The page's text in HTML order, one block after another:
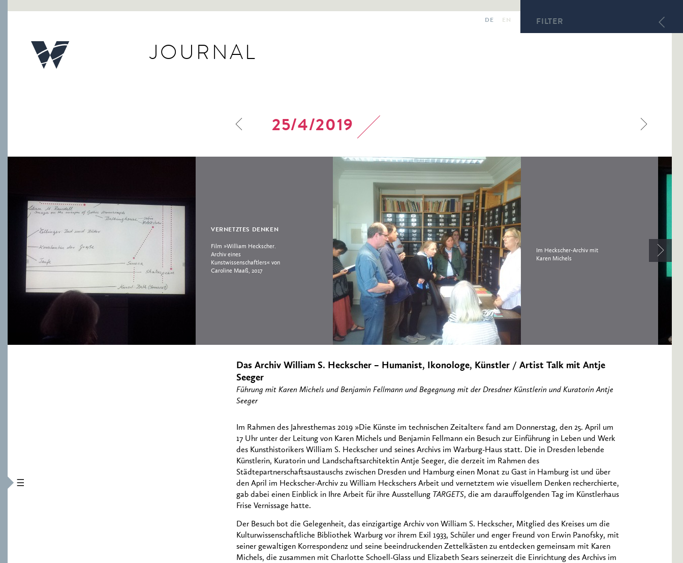
DE EN FILTER
JOURNAL
25/4/2019
VERNETZTES DENKEN
Film »William Heckscher.
Archiv eines
Kunstwissenschaftlers« von
Caroline Maaß, 2017
Im Heckscher-Archiv mit
Karen Michels
Das Archiv William S. Heckscher – Humanist, Ikonologe, Künstler / Artist Talk mit Antje
Seeger
Führung mit Karen Michels und Benjamin Fellmann und Begegnung mit der Dresdner Künstlerin und Kuratorin Antje
Seeger
Im Rahmen des Jahresthemas 2019 »Die Künste im technischen Zeitalter« fand am Donnerstag, den 25. April um
17 Uhr unter der Leitung von Karen Michels und Benjamin Fellmann ein Besuch zur Einführung in Leben und Werk
des Kunsthistorikers William S. Heckscher und seines Archivs im Warburg-Haus statt. Die in Dresden lebende
Künstlerin, Kuratorin und Landschaftsarchitektin Antje Seeger, die derzeit im Rahmen des
Städtepartnerschaftsaustauschs zwischen Dresden und Hamburg einen Monat zu Gast in Hamburg ist und über
den April im Heckscher-Archiv zu William Heckschers Arbeit und vernetztem wie visuellem Denken recherchierte,
gab dabei einen Einblick in Ihre Arbeit für ihre Ausstellung TARGETS, die am darauffolgenden Tag im Künstlerhaus
Frise Vernissage hatte.
Der Besuch bot die Gelegenheit, das einzigartige Archiv von William S. Heckscher, Mitglied des Kreises um die
Kulturwissenschaftliche Bibliothek Warburg vor ihrem Exil 1933, Schüler und enger Freund von Erwin Panofsky, mit
seiner gewaltigen Korrespondenz und seine beeindruckenden Zettelkästen zu entdecken gemeinsam mit Karen
Michels, die zusammen mit Charlotte Schoell-Glass und Elizabeth Sears seinerzeit die Einrichtung des Archivs im